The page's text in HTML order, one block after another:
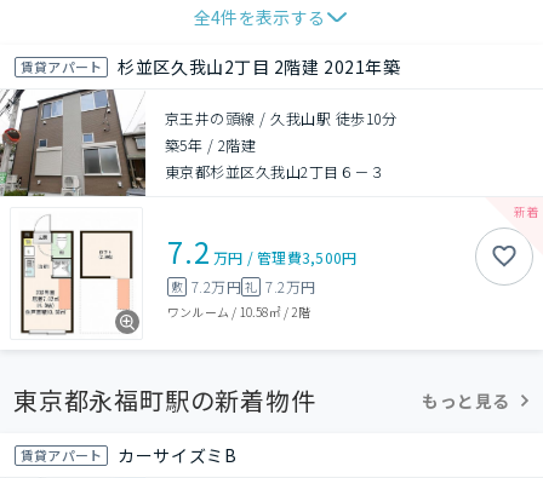
全4件を表示する
賃貸アパート 杉並区久我山2丁目 2階建 2021年築
京王井の頭線 / 久我山駅 徒歩10分
築5年 / 2階建
東京都杉並区久我山2丁目６－３
7.2 万円 /管理費3,500円
敷 7.2万円礼 7.2万円
ワンルーム / 10.58㎡/ 2階
東京都永福町駅の新着物件 もっと見る
賃貸アパート カーサイズミB